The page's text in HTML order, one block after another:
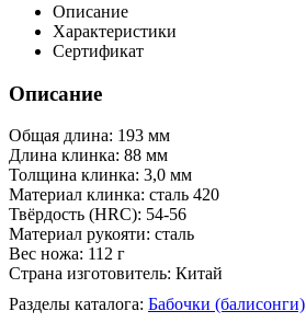
Описание
Характеристики
Сертификат
Описание
Общая длина: 193 мм
Длина клинка: 88 мм
Толщина клинка: 3,0 мм
Материал клинка: сталь 420
Твёрдость (HRC): 54-56
Материал рукояти: сталь
Вес ножа: 112 г
Страна изготовитель: Китай
Разделы каталога: Бабочки (балисонги)